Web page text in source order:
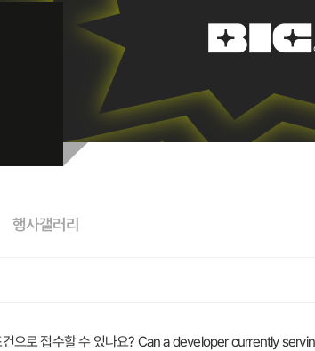
행사갤러리
건으로 접수할 수 있나요? Can a developer currently